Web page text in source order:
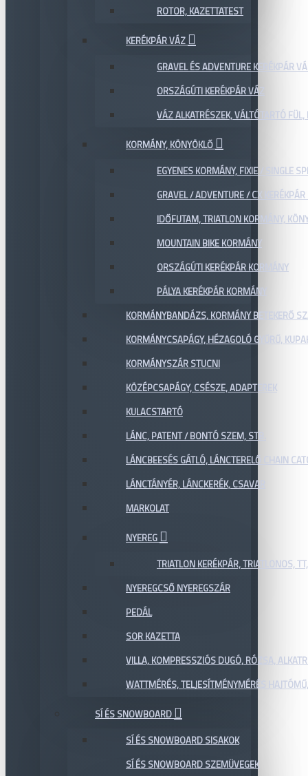
ROTOR, KAZETTATEST
KERÉKPÁR VÁZ
GRAVEL ÉS ADVENTURE KERÉKPÁR
ORSZÁGÚTI KERÉKPÁR VÁZ
VÁZ ALKATRÉSZEK, VÁLTÓTARTÓ FÜL,
KORMÁNY, KÖNYÖKLŐ
EGYENES KORMÁNY, FIXIE / SINGLE
GRAVEL / ADVENTURE / CX
IDŐFUTAM, TRIATLON KORMÁNY,
MOUNTAIN BIKE KORMÁNY
ORSZÁGÚTI KERÉKPÁR KORMÁNY
PÁLYA KERÉKPÁR KORMÁNY
KORMÁNYBANDÁZS, KORMÁNY BETEKERŐ
KORMÁNYCSAPÁGY, HÉZAGOLÓ GYŰRŰ,
KORMÁNYSZÁR STUCNI
KÖZÉPCSAPÁGY, CSÉSZE, ADAPTEREK
KULACSTARTÓ
LÁNC, PATENT / BONTÓ SZEM, STB.
LÁNCBEESÉS GÁTLÓ, LÁNCTERELŐ CHAIN
LÁNCTÁNYÉR, LÁNCKERÉK, CSAVAR
MARKOLAT
NYEREG
TRIATLON KERÉKPÁR, TRIATLONOS,
NYEREGCSŐ NYEREGSZÁR
PEDÁL
SOR KAZETTA
VILLA, KOMPRESSZIÓS DUGÓ, RÓZSA,
WATTMÉRÉS, TELJESÍTMÉNYMÉRÉS
SÍ ÉS SNOWBOARD
SÍ ÉS SNOWBOARD SISAKOK
SÍ ÉS SNOWBOARD SZEMÜVEGEK